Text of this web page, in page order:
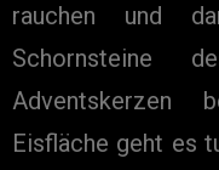
rauchen und
Schornsteine
Adventskerzen
Eisfläche geht es